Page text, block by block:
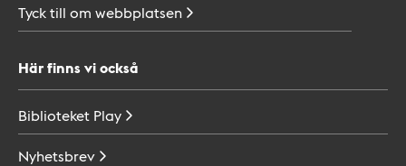
Tyck till om webbplatsen
Här finns vi också
Biblioteket Play
Nyhetsbrev